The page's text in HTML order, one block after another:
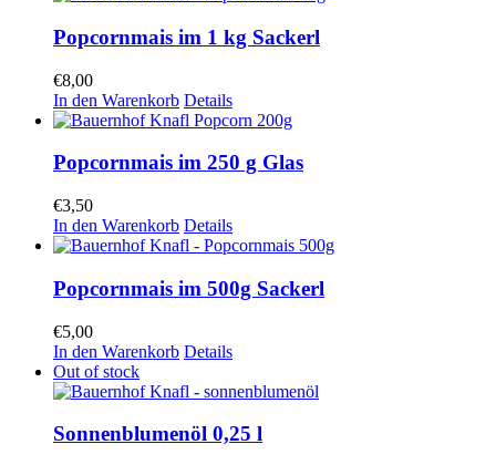
Popcornmais im 1 kg Sackerl
€8,00
In den Warenkorb Details
Popcornmais im 250 g Glas
€3,50
In den Warenkorb Details
Popcornmais im 500g Sackerl
€5,00
In den Warenkorb Details
Out of stock
Sonnenblumenöl 0,25 l